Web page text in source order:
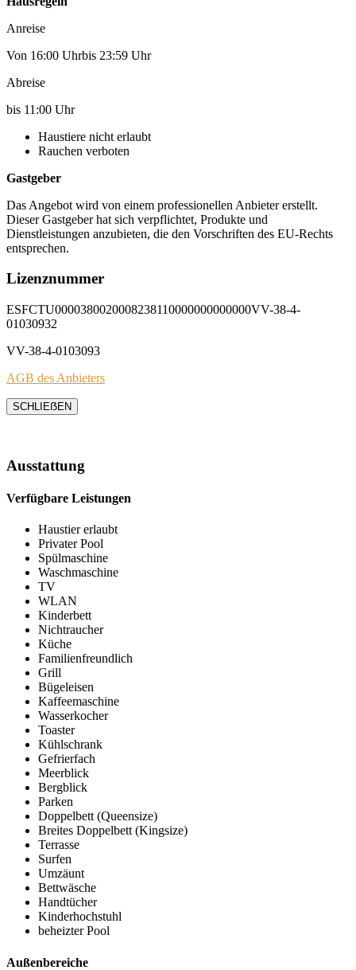
Anreise
Von 16:00 Uhrbis 23:59 Uhr
Abreise
bis 11:00 Uhr
Haustiere nicht erlaubt
Rauchen verboten
Gastgeber
Das Angebot wird von einem professionellen Anbieter erstellt.
Dieser Gastgeber hat sich verpflichtet, Produkte und
Dienstleistungen anzubieten, die den Vorschriften des EU-Rechts
entsprechen.
Lizenznummer
ESFCTU0000380020008238110000000000000VV-38-4-
01030932
VV-38-4-0103093
AGB des Anbieters
SCHLIEẞEN
Ausstattung
Verfügbare Leistungen
Haustier erlaubt
Privater Pool
Spülmaschine
Waschmaschine
TV
WLAN
Kinderbett
Nichtraucher
Küche
Familienfreundlich
Grill
Bügeleisen
Kaffeemaschine
Wasserkocher
Toaster
Kühlschrank
Gefrierfach
Meerblick
Bergblick
Parken
Doppelbett (Queensize)
Breites Doppelbett (Kingsize)
Terrasse
Surfen
Umzäunt
Bettwäsche
Handtücher
Kinderhochstuhl
beheizter Pool
Außenbereiche